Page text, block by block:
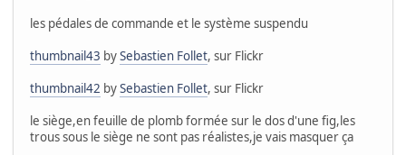
les pédales de commande et le système suspendu
thumbnail43 bySebastien Follet, sur Flickr
thumbnail42 bySebastien Follet, sur Flickr
le siège,en feuille de plomb formée sur le dos d'une fig,les
trous sous le siège ne sont pas réalistes,je vais masquer ça